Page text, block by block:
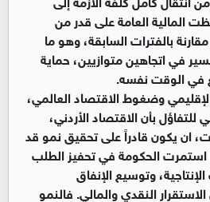
المالية العامة على قدر من
بالفترات السابقة، وهو ما
في اتجاهين متوازيين، حماية
في الوقت نفسه.
وضغوط الاقتصاد العالمي،
بأن الاقتصاد الأردني،
ان يكون قادراً على تحقيق نمو قد
إذا استمرت الحكومة في تحفيز الطلب
وتوسيع الإنفاق
النقدي والمالي. فالنمو